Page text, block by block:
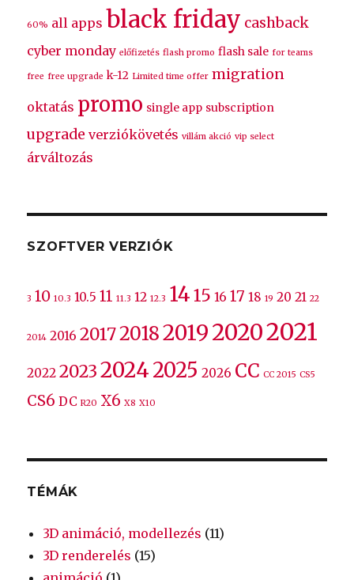
60% all apps black friday cashback
cyber monday előfizetés flash promo flash sale for teams
free free upgrade k-12 Limited time offer migration
oktatás promo single app subscription
upgrade verziókövetés villám akció vip select
árváltozás
SZOFTVER VERZIÓK
3 10 10.3 10.5 11 11.3 12 12.3 14 15 16 17 18 19 20 21 22
2014 2016 20172018201920202021
2022 2023 20242025 2026 CC CC 2015 CS5
CS6 DC R20 X6 X8 X10
TÉMÁK
3D animáció, modellezés (11)
3D renderelés (15)